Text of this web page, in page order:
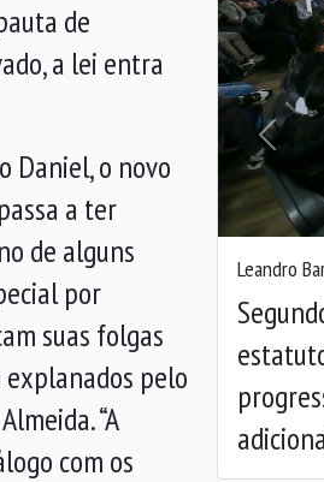
Leandro
Anterior
de
a lei entra
Daniel, o novo
a ter
de alguns
por
suas folgas
pelo
“A
com os